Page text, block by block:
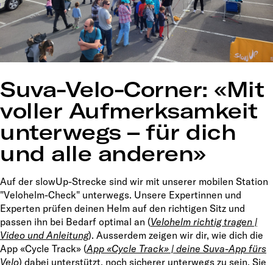
Suva-Velo-Corner: «Mit
voller Aufmerksamkeit
unterwegs – für dich
und alle anderen»
Auf der slowUp-Strecke sind wir mit unserer mobilen Station
"Velohelm-Check" unterwegs. Unsere Expertinnen und
Experten prüfen deinen Helm auf den richtigen Sitz und
passen ihn bei Bedarf optimal an (Velohelm richtig tragen |
Video und Anleitung). Ausserdem zeigen wir dir, wie dich die
App «Cycle Track» (App «Cycle Track» | deine Suva-App fürs
Velo) dabei unterstützt, noch sicherer unterwegs zu sein. Sie